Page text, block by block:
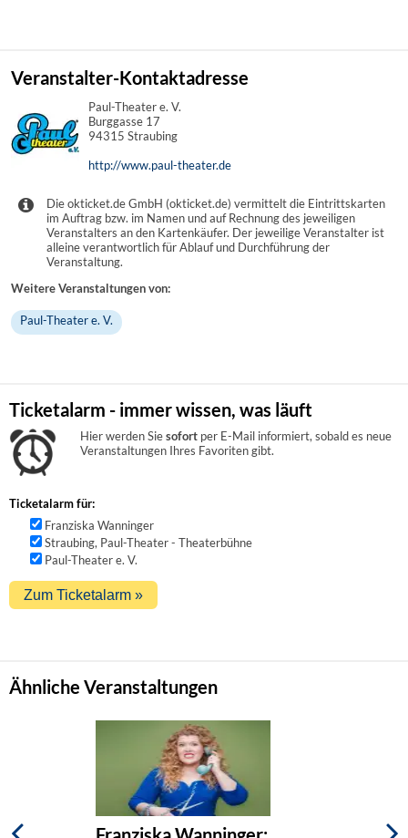
Veranstalter-Kontaktadresse
Paul-Theater e. V.
Burggasse 17
94315 Straubing
http://www.paul-theater.de
Die okticket.de GmbH (okticket.de) vermittelt die Eintrittskarten
im Auftrag bzw. im Namen und auf Rechnung des jeweiligen
Veranstalters an den Kartenkäufer. Der jeweilige Veranstalter ist
alleine verantwortlich für Ablauf und Durchführung der
Veranstaltung.
Weitere Veranstaltungen von:
Paul-Theater e. V.
Ticketalarm - immer wissen, was läuft
Hier werden Siesofort per E-Mail informiert, sobald es neue
Veranstaltungen Ihres Favoriten gibt.
Ticketalarm für:
Franziska Wanninger
Straubing, Paul-Theater - Theaterbühne
Paul-Theater e. V.
Ähnliche Veranstaltungen